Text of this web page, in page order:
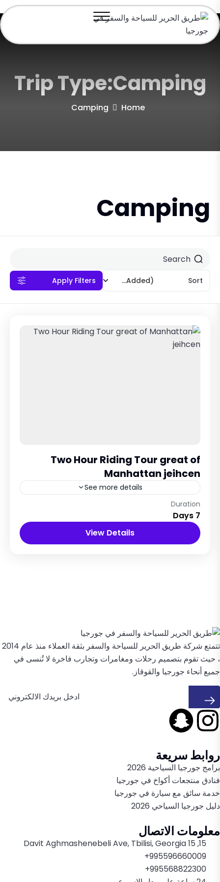
Trip Type:Camping
Home
Camping
Camping
Sort
(Recently Added)
Apply Filters
Two Hour Riding Tour great of
Manhattan jeihcen
See more details
New York City, USA
12 People
Duration
7 Days
View Details
تتمتع شركة طريق الحرير للسياحة والسفر بثقة العملاء منذ عام 2014
، حيث تقوم بتصميم رحلات ومغامرات وتجارب فاخرة لا تُنسى في
جميع أنحاء جورجيا والقوقاز.
روابط سريعة
برامج جورجيا السياحية 2026
فنادق منتجعات أكواخ في جورجيا
خدمة سائق مع سيارة في جورجيا
دليل جورجيا السياحي 2026
معلومات الاتصال
15, 15 Davit Aghmashenebeli Ave, Tbilisi, Georgia
995596660009+
995568822300+